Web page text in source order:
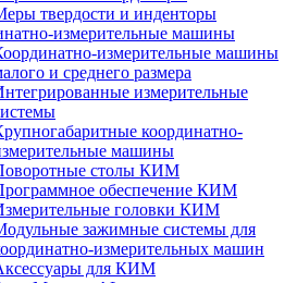
твердости и инденторы
измерительные машины
измерительные машины
и среднего размера
измерительные
координатно-
машины
столы КИМ
обеспечение КИМ
головки КИМ
зажимные системы для
измерительных машин
для КИМ